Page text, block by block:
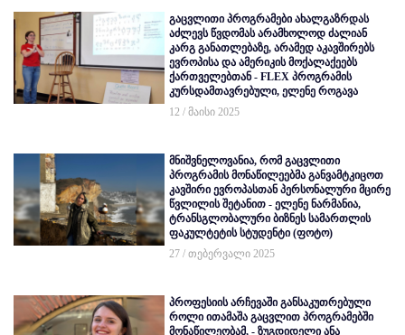
გაცვლითი პროგრამები ახალგაზრდას
აძლევს წვდომას არამხოლოდ ძალიან
კარგ განათლებაზე, არამედ აკავშირებს
ევროპისა და ამერიკის მოქალაქეებს
ქართველებთან - FLEX პროგრამის
კურსდამთავრებული, ელენე როგავა
12 / მაისი 2025
მნიშვნელოვანია, რომ გაცვლითი
პროგრამის მონაწილეებმა განვამტკიცოთ
კავშირი ევროპასთან პერსონალური მცირე
წვლილის შეტანით - ელენე ნარმანია,
ტრანსგლობალური ბიზნეს სამართლის
ფაკულტეტის სტუდენტი (ფოტო)
27 / თებერვალი 2025
პროფესიის არჩევაში განსაკუთრებული
როლი ითამაშა გაცვლით პროგრამებში
მონაწილეობამ, - ზუგდიდელი ანა